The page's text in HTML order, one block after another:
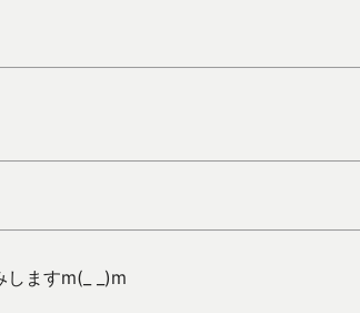
しますm(_ _)m